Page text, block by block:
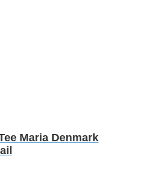
Maria Denmark